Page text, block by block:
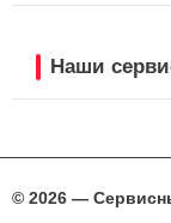
Наши
© 2026 —